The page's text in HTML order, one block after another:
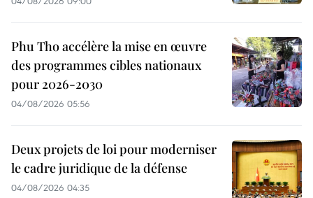
Phu Tho accélère la mise en œuvre
des programmes cibles nationaux
pour 2026-2030
04/08/2026 05:56
Deux projets de loi pour moderniser
le cadre juridique de la défense
04/08/2026 04:35